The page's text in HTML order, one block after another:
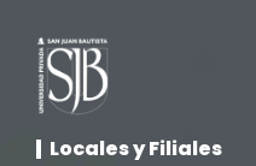
Facultad de Ciencias de
Facultad de Derecho y
Locales y Filiales